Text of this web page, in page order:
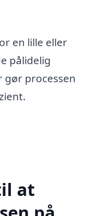
en lille eller
pålidelig
gør processen
at